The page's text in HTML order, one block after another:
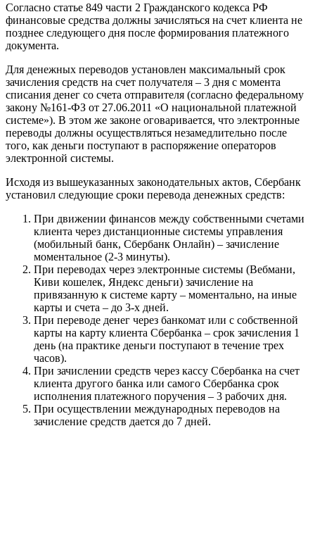
Согласно статье 849 части 2 Гражданского кодекса РФ
финансовые средства должны зачисляться на счет клиента не
позднее следующего дня после формирования платежного
документа.
Для денежных переводов установлен максимальный срок
зачисления средств на счет получателя – 3 дня с момента
списания денег со счета отправителя (согласно федеральному
закону №161-ФЗ от 27.06.2011 «О национальной платежной
системе»). В этом же законе оговаривается, что электронные
переводы должны осуществляться незамедлительно после
того, как деньги поступают в распоряжение операторов
электронной системы.
Исходя из вышеуказанных законодательных актов, Сбербанк
установил следующие сроки перевода денежных средств:
При движении финансов между собственными счетами
клиента через дистанционные системы управления
(мобильный банк, Сбербанк Онлайн) – зачисление
моментальное (2-3 минуты).
При переводах через электронные системы (Вебмани,
Киви кошелек, Яндекс деньги) зачисление на
привязанную к системе карту – моментально, на иные
карты и счета – до 3-х дней.
При переводе денег через банкомат или с собственной
карты на карту клиента Сбербанка – срок зачисления 1
день (на практике деньги поступают в течение трех
часов).
При зачислении средств через кассу Сбербанка на счет
клиента другого банка или самого Сбербанка срок
исполнения платежного поручения – 3 рабочих дня.
При осуществлении международных переводов на
зачисление средств дается до 7 дней.